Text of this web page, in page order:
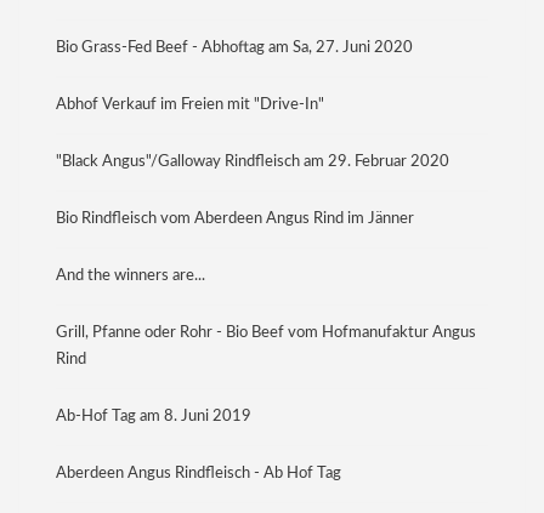
Bio Grass-Fed Beef - Abhoftag am Sa, 27. Juni 2020
Abhof Verkauf im Freien mit "Drive-In"
"Black Angus"/Galloway Rindfleisch am 29. Februar 2020
Bio Rindfleisch vom Aberdeen Angus Rind im Jänner
And the winners are...
Grill, Pfanne oder Rohr - Bio Beef vom Hofmanufaktur Angus
Rind
Ab-Hof Tag am 8. Juni 2019
Aberdeen Angus Rindfleisch - Ab Hof Tag